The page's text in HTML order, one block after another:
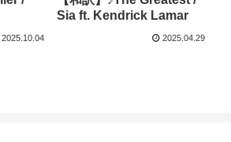
2025.10.04
Sia ft. Kendrick Lamar
2025.04.29